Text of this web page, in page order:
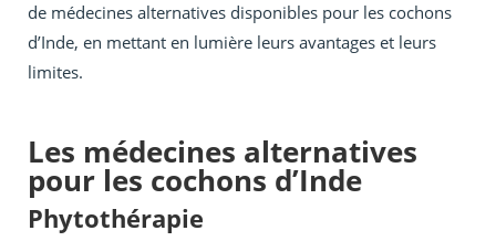
de médecines alternatives disponibles pour les cochons
d’Inde, en mettant en lumière leurs avantages et leurs
limites.
Les médecines alternatives
pour les cochons d’Inde
Phytothérapie